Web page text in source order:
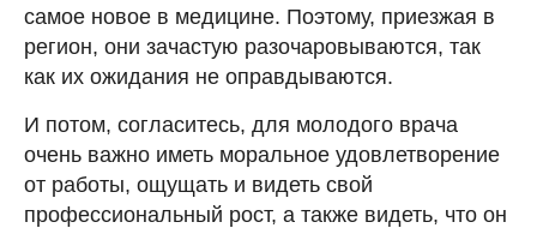
самое новое в медицине. Поэтому, приезжая в
регион, они зачастую разочаровываются, так
как их ожидания не оправдываются.
И потом, согласитесь, для молодого врача
очень важно иметь моральное удовлетворение
от работы, ощущать и видеть свой
профессиональный рост, а также видеть, что он